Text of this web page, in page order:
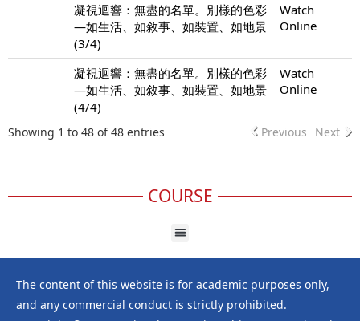
凝視迴響：無盡的名單。別樣的色彩
—如生活、如敘事、如裝置、如地景
(3/4)
Watch
Online
凝視迴響：無盡的名單。別樣的色彩
—如生活、如敘事、如裝置、如地景
(4/4)
Watch
Online
Showing 1 to 48 of 48 entries Previous Next
COURSE
The content of this website is for academic purposes only,
and any commercial conduct is strictly prohibited.